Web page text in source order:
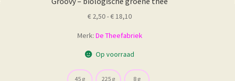
€ 2,50-€ 18,10Prijsklasse:
tot
Merk: De Theefabriek
Op voorraad
45 g 225 g 8 g